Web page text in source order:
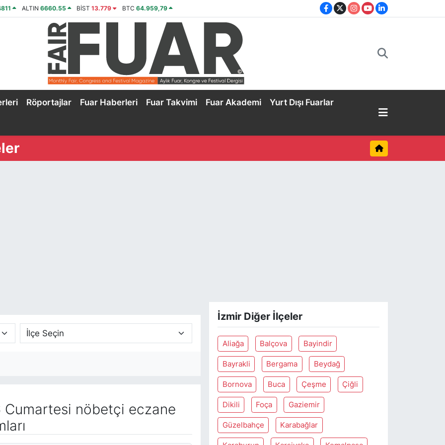
ALTIN 6660.55 BİST13.779 BTC 64.959,79
Röportajlar Fuar Haberleri Fuar Takvimi Fuar Akademi Yurt Dışı Fuarlar
nöbetçi eczane
İzmir Diğer İlçeler
Aliağa Balçova Bayindir
Bayrakli Bergama Beydağ
Bornova Buca Çeşme Çiğli
Dikili Foça Gaziemir
Güzelbahçe Karabağlar